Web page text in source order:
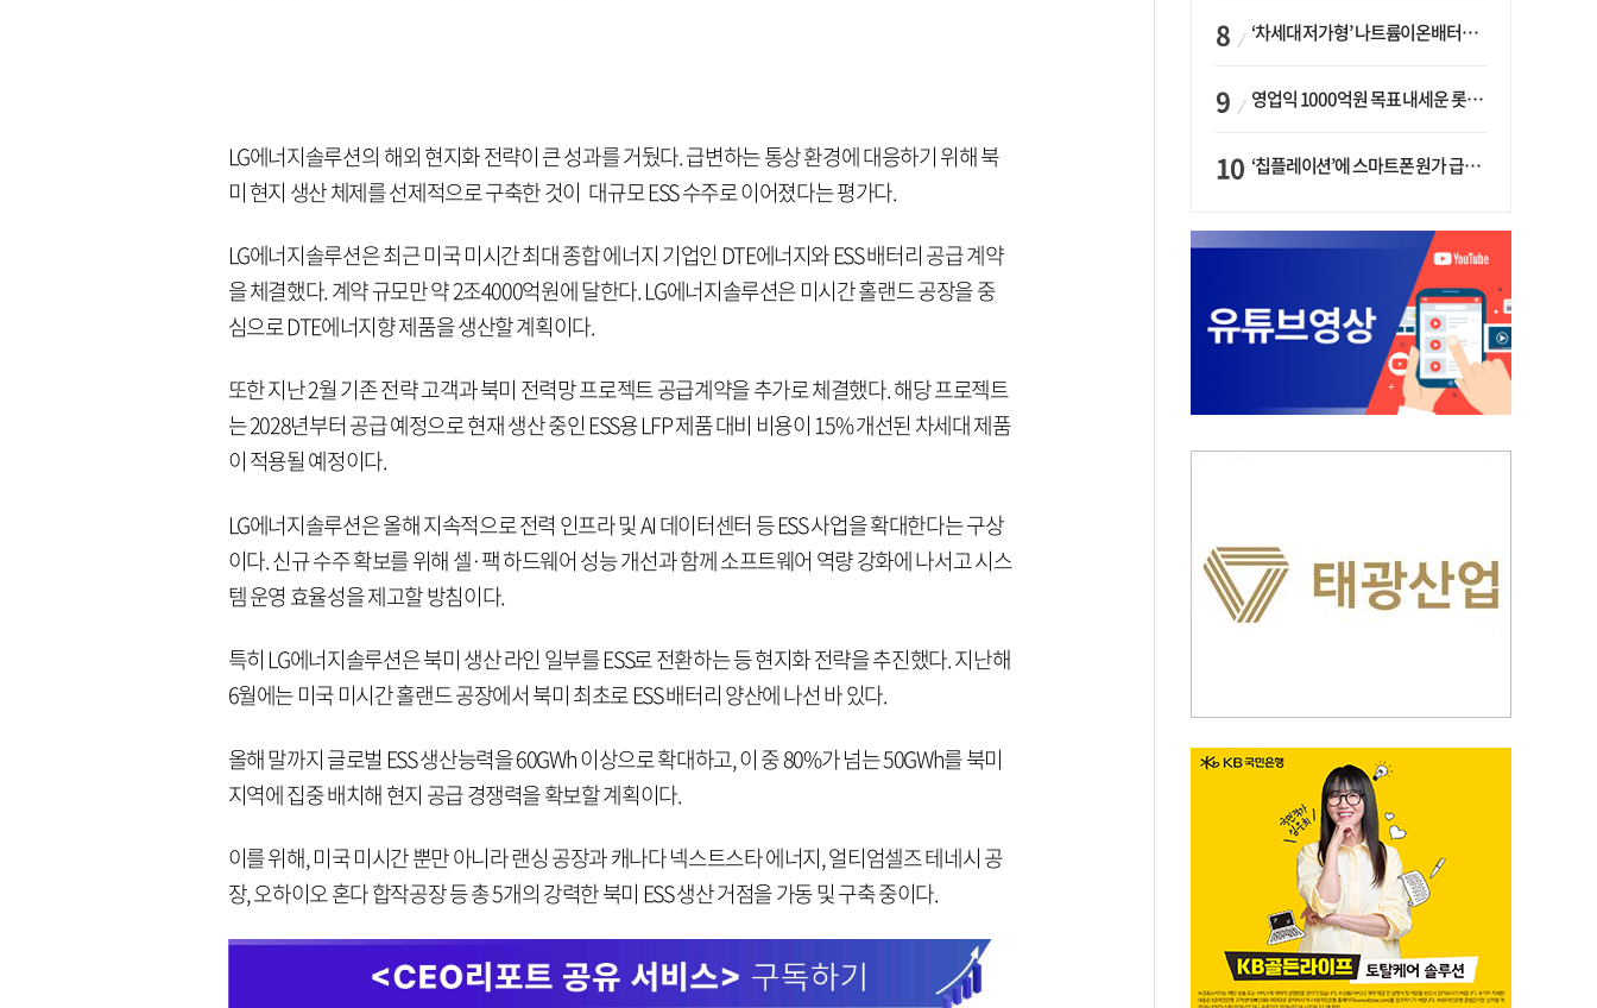
LG에너지솔루션의 해외 현지화 전략이 큰 성과를 거뒀다. 급변하는 통상 환경에 대응하기 위해 북
미 현지 생산 체제를 선제적으로 구축한 것이 대규모 ESS 수주로 이어졌다는 평가다.
LG에너지솔루션은 최근 미국 미시간 최대 종합 에너지 기업인 DTE에너지와 ESS 배터리 공급 계약
을 체결했다. 계약 규모만 약 2조4000억원에 달한다. LG에너지솔루션은 미시간 홀랜드 공장을 중
심으로 DTE에너지향 제품을 생산할 계획이다.
또한 지난 2월 기존 전략 고객과 북미 전력망 프로젝트 공급계약을 추가로 체결했다. 해당 프로젝트
는 2028년부터 공급 예정으로 현재 생산 중인 ESS용 LFP 제품 대비 비용이 15% 개선된 차세대 제품
이 적용될 예정이다.
LG에너지솔루션은 올해 지속적으로 전력 인프라 및 AI 데이터센터 등 ESS 사업을 확대한다는 구상
이다. 신규 수주 확보를 위해 셀·팩 하드웨어 성능 개선과 함께 소프트웨어 역량 강화에 나서고 시스
템 운영 효율성을 제고할 방침이다.
특히 LG에너지솔루션은 북미 생산 라인 일부를 ESS로 전환하는 등 현지화 전략을 추진했다. 지난해
6월에는 미국 미시간 홀랜드 공장에서 북미 최초로 ESS 배터리 양산에 나선 바 있다.
올해 말까지 글로벌 ESS 생산능력을 60GWh 이상으로 확대하고, 이 중 80%가 넘는 50GWh를 북미
지역에 집중 배치해 현지 공급 경쟁력을 확보할 계획이다.
이를 위해, 미국 미시간 뿐만 아니라 랜싱 공장과 캐나다 넥스트스타 에너지, 얼티엄셀즈 테네시 공
장, 오하이오 혼다 합작공장 등 총 5개의 강력한 북미 ESS 생산 거점을 가동 및 구축 중이다.
‘차세대 저가형’ 나트륨이온배터리 시대 오나…LG화학·에코프로, 상용화 속도낸다
영업익 1000억원 목표 내세운 롯데마트…하반기 ‘오카도’ 시험대
‘칩플레이션’에 스마트폰 원가 급등…삼성전자, ‘엑시노스’ 채택 확대하나